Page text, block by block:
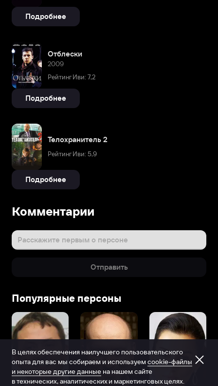
Подробнее
Отблески
2009
Рейтинг Иви: 7,2
Подробнее
Телохранитель 2
Рейтинг Иви: 5,9
Подробнее
Комментарии
Расскажите первым о персоне
Отправить
Популярные персоны
В целях обеспечения наилучшего пользовательского
опыта для вас мы собираем и используем cookie-файлы
и некоторые другие данные на нашем сайте
в технических, аналитических и маркетинговых целях.